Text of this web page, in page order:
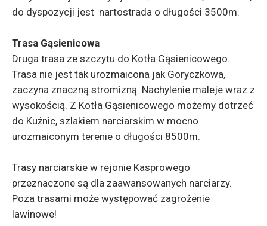
do dyspozycji jest nartostrada o długości 3500m.
Trasa Gąsienicowa
Druga trasa ze szczytu do Kotła Gąsienicowego.
Trasa nie jest tak urozmaicona jak Goryczkowa,
zaczyna znaczną stromizną. Nachylenie maleje wraz z
wysokością. Z Kotła Gąsienicowego możemy dotrzeć
do Kuźnic, szlakiem narciarskim w mocno
urozmaiconym terenie o długości 8500m.
Trasy narciarskie w rejonie Kasprowego
przeznaczone są dla zaawansowanych narciarzy.
Poza trasami może występować zagrożenie
lawinowe!